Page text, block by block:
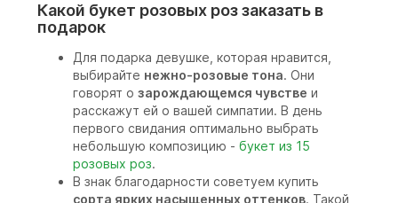
Какой букет розовых роз заказать в
подарок
Для подарка девушке, которая нравится,
выбирайте нежно-розовые тона. Они
говорят о зарождающемся чувстве и
расскажут ей о вашей симпатии. В день
первого свидания оптимально выбрать
небольшую композицию - букет из 15
розовых роз.
В знак благодарности советуем купить
сорта ярких насыщенных оттенков. Такой